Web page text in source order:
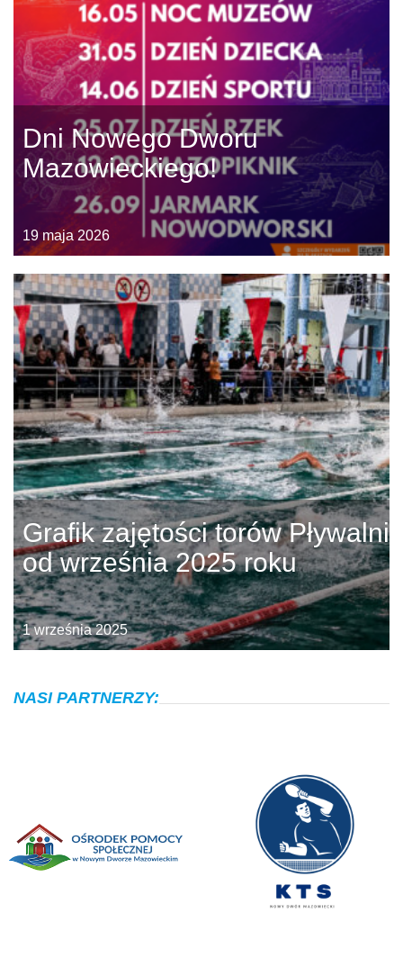
Dni Nowego Dworu
Mazowieckiego!
19 maja 2026
Grafik zajętości torów Pływalni
od września 2025 roku
1 września 2025
NASI PARTNERZY: